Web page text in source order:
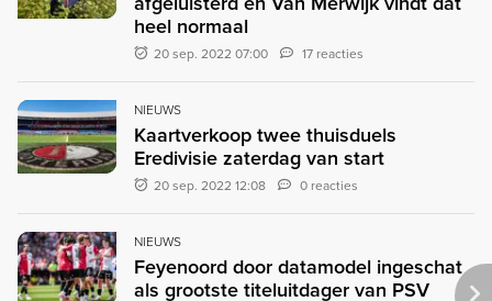
heel normaal
20 sep. 2022 07:00 17 reacties
NIEUWS
Kaartverkoop twee thuisduels
Eredivisie zaterdag van start
20 sep. 2022 12:08 0 reacties
NIEUWS
Feyenoord door datamodel ingeschat
als grootste titeluitdager van PSV